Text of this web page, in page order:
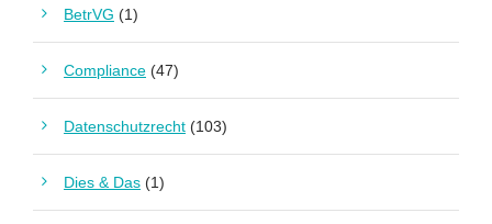
BetrVG (1)
Compliance (47)
Datenschutzrecht (103)
Dies & Das (1)